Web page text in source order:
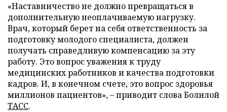
«Наставничество не должно превращаться в
дополнительную неоплачиваемую нагрузку.
Врач, который берет на себя ответственность за
подготовку молодого специалиста, должен
получать справедливую компенсацию за эту
работу. Это вопрос уважения к труду
медицинских работников и качества подготовки
кадров. И, в конечном счете, это вопрос здоровья
миллионов пациентов», – приводит слова Болилой
ТАСС.